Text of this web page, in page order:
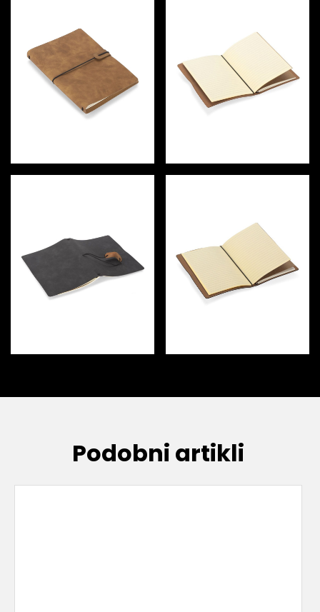
Podobni artikli